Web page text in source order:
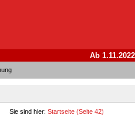
Ab
Sie sind hier:Startseite (Seite 42)